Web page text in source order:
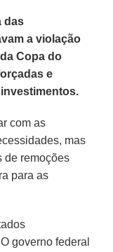
das
a violação
Copa do
e
com as
mas
de remoções
para as
governo federal